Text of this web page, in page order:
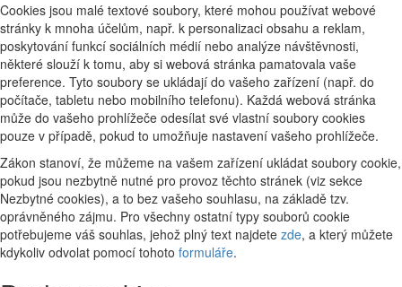
Cookies jsou malé textové soubory, které mohou používat webové
stránky k mnoha účelům, např. k personalizaci obsahu a reklam,
poskytování funkcí sociálních médií nebo analýze návštěvnosti,
některé slouží k tomu, aby si webová stránka pamatovala vaše
preference. Tyto soubory se ukládají do vašeho zařízení (např. do
počítače, tabletu nebo mobilního telefonu). Každá webová stránka
může do vašeho prohlížeče odesílat své vlastní soubory cookies
pouze v případě, pokud to umožňuje nastavení vašeho prohlížeče.
Zákon stanoví, že můžeme na vašem zařízení ukládat soubory cookie,
pokud jsou nezbytně nutné pro provoz těchto stránek (viz sekce
Nezbytné cookies), a to bez vašeho souhlasu, na základě tzv.
oprávněného zájmu. Pro všechny ostatní typy souborů cookie
potřebujeme váš souhlas, jehož plný text najdete zde, a který můžete
kdykoliv odvolat pomocí tohoto formuláře.